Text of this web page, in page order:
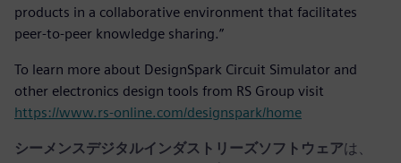
products in a collaborative environment that facilitates
peer-to-peer knowledge sharing.”
To learn more about DesignSpark Circuit Simulator and
other electronics design tools from RS Group visit
https://www.rs-online.com/designspark/home
シーメンスデジタルインダストリーズソフトウェアは、